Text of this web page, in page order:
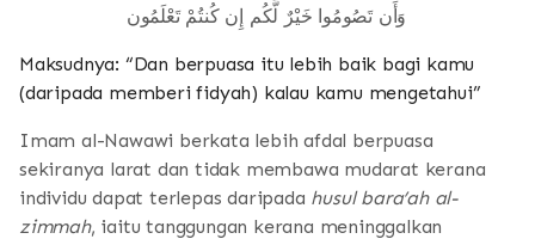
وَأَن تَصُومُوا خَيْرٌ لَّكُم إِن كُنتُمْ تَعْلَمُون
Maksudnya: “Dan berpuasa itu lebih baik bagi kamu
(daripada memberi fidyah) kalau kamu mengetahui”
Imam al-Nawawi berkata lebih afdal berpuasa
sekiranya larat dan tidak membawa mudarat kerana
individu dapat terlepas daripada husul bara’ah al-
zimmah, iaitu tanggungan kerana meninggalkan